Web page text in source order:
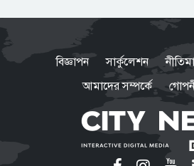
আসিফ মাহমুদ
শেখ
দিতে দিলে
ইন্ধন দিচ্ছে
বিজ্ঞাপন সার্কুলেশন
আমাদের সম্পর্কে